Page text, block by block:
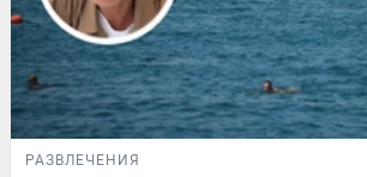
РАЗВЛЕЧЕНИЯ